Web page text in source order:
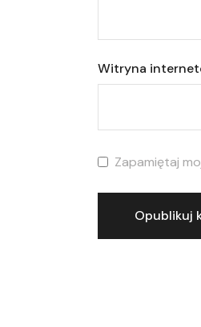
Witryna
Zapamiętaj
Opublikuj